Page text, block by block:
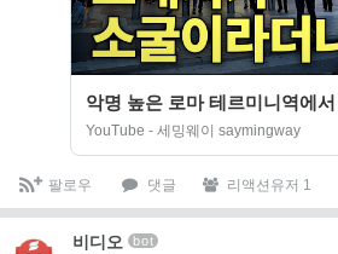
악명 높은 로마 테르미니역에
YouTube - 세밍웨이 saymingway
팔로우 댓글 리액션유저 1
비디오 bot